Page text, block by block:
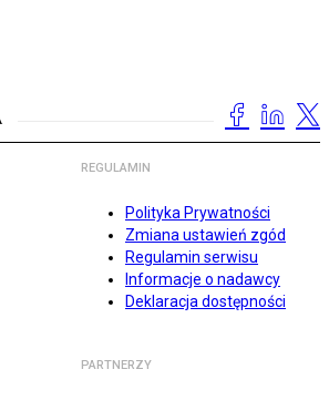
REGULAMIN
Polityka Prywatności
Zmiana ustawień zgód
Regulamin serwisu
Informacje o nadawcy
Deklaracja dostępności
PARTNERZY